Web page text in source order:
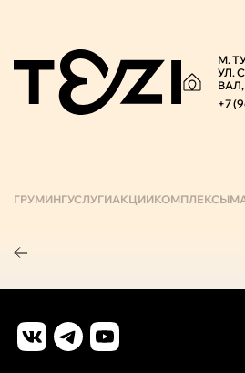
М.
УЛ.
ВАЛ,
+7
ГРУМИНГУСЛУГИАКЦИИКОМПЛЕКСЫ